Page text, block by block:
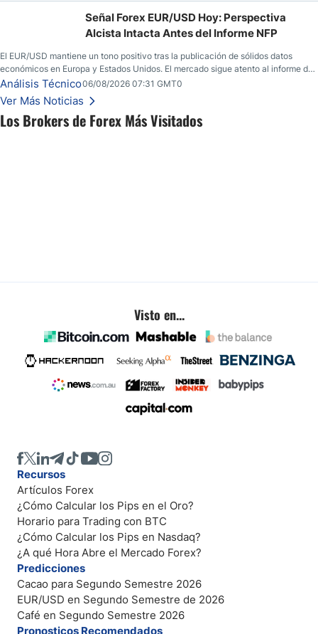
Los Brokers de Forex Más Visitados
Señal Forex EUR/USD Hoy: Perspectiva
Alcista Intacta Antes del Informe NFP
El EUR/USD mantiene un tono positivo tras la publicación de sólidos datos
económicos en Europa y Estados Unidos. El mercado sigue atento al informe de
empleo estadounidense y a la evolución del escenario geopolítico.
Análisis Técnico06/08/2026 07:31 GMT0
Ver Más Noticias
Visto en...
Recursos
Artículos Forex
¿Cómo Calcular los Pips en el Oro?
Horario para Trading con BTC
¿Cómo Calcular los Pips en Nasdaq?
¿A qué Hora Abre el Mercado Forex?
Predicciones
Cacao para Segundo Semestre 2026
EUR/USD en Segundo Semestre de 2026
Café en Segundo Semestre 2026
Pronosticos Recomendados